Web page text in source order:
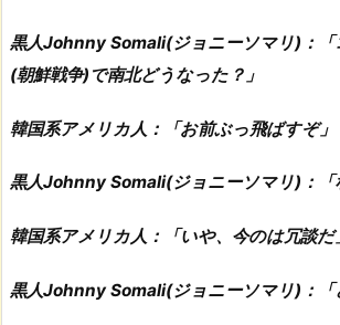
黒人Johnny Somali(ジョニーソマリ)：「
(朝鮮戦争)で南北どうなった？」
韓国系アメリカ人：「お前ぶっ飛ばすぞ」
黒人Johnny Somali(ジョニーソマリ)：「
韓国系アメリカ人：「いや、今のは冗談だ
黒人Johnny Somali(ジョニーソマリ)：「